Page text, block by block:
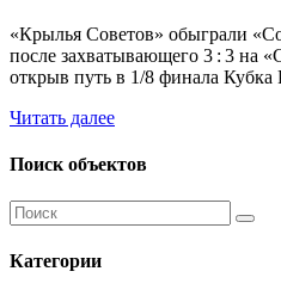
«Крылья Советов» обыграли
после захватывающего 3 : 3 на
открыв путь в 1/8 финала Кубка
Читать далее
Поиск объектов
Категории